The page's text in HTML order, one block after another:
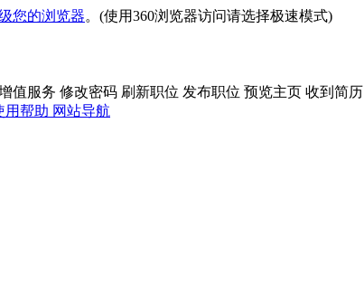
您的浏览器。(使用360浏览器访问请选择极速模式)
值服务 修改密码 刷新职位 发布职位 预览主页 收到简历
用帮助 网站导航